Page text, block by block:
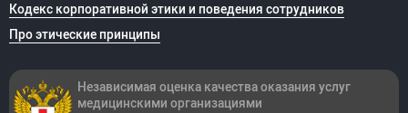
Кодекс корпоративной этики и поведения сотрудников
Про этические принципы
Независимая оценка качества оказания услуг
медицинскими организациями